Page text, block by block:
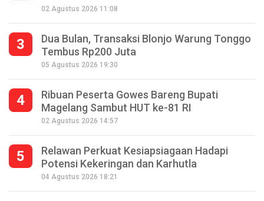
02 Agustus 2026 11:08
3
Dua Bulan, Transaksi Blonjo Warung Tonggo
Tembus Rp200 Juta
05 Agustus 2026 19:30
4
Ribuan Peserta Gowes Bareng Bupati
Magelang Sambut HUT ke-81 RI
02 Agustus 2026 14:57
5
Relawan Perkuat Kesiapsiagaan Hadapi
Potensi Kekeringan dan Karhutla
04 Agustus 2026 18:21
Seperempat Abad Perhelatan Festival
Lima Gunung XXV Kobarkan Semangat